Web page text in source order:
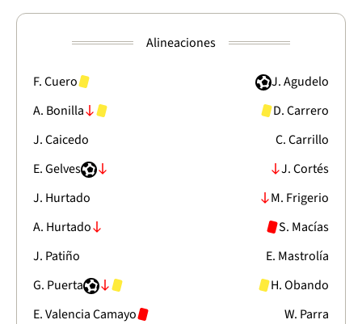
Alineaciones
F. Cuero
A. Bonilla
J. Caicedo
E. Gelves
J. Hurtado
A. Hurtado
J. Patiño
G. Puerta
E. Valencia Camayo
J. Agudelo
D. Carrero
C. Carrillo
J. Cortés
M. Frigerio
S. Macías
E. Mastrolía
H. Obando
W. Parra